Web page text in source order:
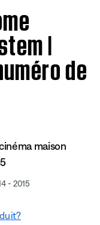
|
de
maison
- 2015